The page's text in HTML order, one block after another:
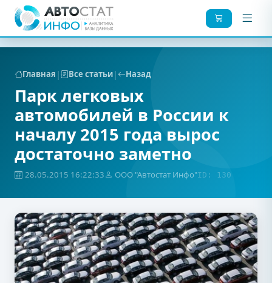
Главная | Все статьи| Назад
Парк легковых
автомобилей в России к
началу 2015 года вырос
достаточно заметно
28.05.2015 16:22:33 ООО "Автостат Инфо"ID: 130